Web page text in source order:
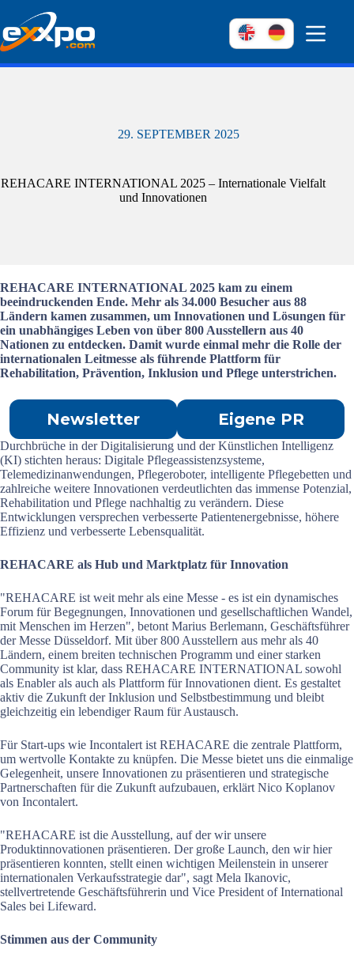
Inhalt
29. SEPTEMBER 2025
REHACARE INTERNATIONAL 2025 – Internationale Vielfalt
und Innovationen
REHACARE INTERNATIONAL 2025 kam zu einem
beeindruckenden Ende. Mehr als 34.000 Besucher aus 88
Ländern kamen zusammen, um Innovationen und Lösungen für
ein unabhängiges Leben von über 800 Ausstellern aus 40
Nationen zu entdecken. Damit wurde einmal mehr die Rolle der
internationalen Leitmesse als führende Plattform für
Rehabilitation, Prävention, Inklusion und Pflege unterstrichen.
Newsletter Eigene PR
Durchbrüche in der Digitalisierung und der Künstlichen Intelligenz
(KI) stichten heraus: Digitale Pflegeassistenzsysteme,
Telemedizinanwendungen, Pflegeroboter, intelligente Pflegebetten und
zahlreiche weitere Innovationen verdeutlichten das immense Potenzial,
Rehabilitation und Pflege nachhaltig zu verändern. Diese
Entwicklungen versprechen verbesserte Patientenergebnisse, höhere
Effizienz und verbesserte Lebensqualität.
REHACARE als Hub und Marktplatz für Innovation
"REHACARE ist weit mehr als eine Messe - es ist ein dynamisches
Forum für Begegnungen, Innovationen und gesellschaftlichen Wandel,
mit Menschen im Herzen", betont Marius Berlemann, Geschäftsführer
der Messe Düsseldorf. Mit über 800 Ausstellern aus mehr als 40
Ländern, einem breiten technischen Programm und einer starken
Community ist klar, dass REHACARE INTERNATIONAL sowohl
als Enabler als auch als Plattform für Innovationen dient. Es gestaltet
aktiv die Zukunft der Inklusion und Selbstbestimmung und bleibt
gleichzeitig ein lebendiger Raum für Austausch.
Für Start-ups wie Incontalert ist REHACARE die zentrale Plattform,
um wertvolle Kontakte zu knüpfen. Die Messe bietet uns die einmalige
Gelegenheit, unsere Innovationen zu präsentieren und strategische
Partnerschaften für die Zukunft aufzubauen, erklärt Nico Koplanov
von Incontalert.
"REHACARE ist die Ausstellung, auf der wir unsere
Produktinnovationen präsentieren. Der große Launch, den wir hier
präsentieren konnten, stellt einen wichtigen Meilenstein in unserer
internationalen Verkaufsstrategie dar", sagt Mela Ikanovic,
stellvertretende Geschäftsführerin und Vice President of International
Sales bei Lifeward.
Stimmen aus der Community